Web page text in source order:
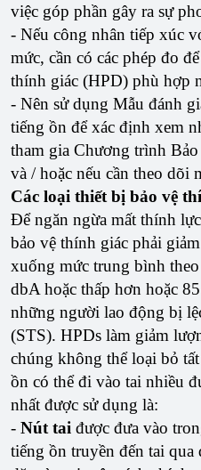
việc góp phần gây ra sự
- Nếu công nhân tiếp xúc
mức, cần có các phép đo
thính giác (HPD) phù hợp
- Nên sử dụng Mẫu đánh
tiếng ồn để xác định xem
tham gia Chương trình
và / hoặc nếu cần theo dõi
Các loại thiết bị bảo vệ
Để ngăn ngừa mất thính
bảo vệ thính giác phải
xuống mức trung bình
dbA hoặc thấp hơn hoặc
những người lao động bị
(STS). HPDs làm giảm
chúng không thể loại bỏ
ồn có thể đi vào tai nhiều
nhất được sử dụng là:
- Nút tai được đưa vào
tiếng ồn truyền đến tai